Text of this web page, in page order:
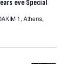
eve Special
1, Athens,